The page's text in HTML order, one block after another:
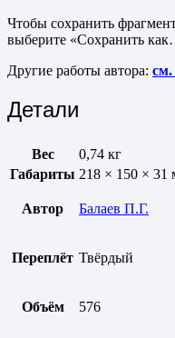
Чтобы сохранить
выберите «Сохранить
Другие работы автора: см.
Детали
Вес
0,74 кг
Габариты 218 × 150 × 31
Автор Балаев П.Г.
Переплёт Твёрдый
Объём 576